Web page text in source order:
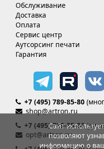
Обслуживание
Доставка
Оплата
Сервис центр
Аутсорсинг печати
Гарантия
+7 (495) 789-85-80
shop@artron.ru
+7 (495) 789-85-86
opt@artron.ru
Сайт
позволяют
информацию о